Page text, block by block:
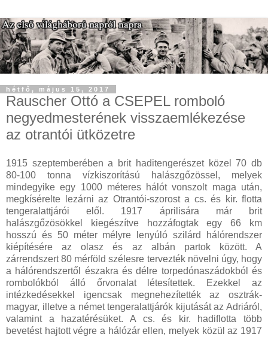
hétfő, május 15, 2017
Rauscher Ottó a CSEPEL romboló
negyedmesterének visszaemlékezése
az otrantói ütközetre
1915 szeptemberében a brit haditengerészet közel 70 db
80-100 tonna vízkiszorítású halászgőzössel, melyek
mindegyike egy 1000 méteres hálót vonszolt maga után,
megkísérelte lezárni az Otrantói-szorost a cs. és kir. flotta
tengeralattjárói elől. 1917 áprilisára már brit
halászgőzösökkel kiegészítve hozzáfogtak egy 66 km
hosszú és 50 méter mélyre lenyúló szilárd hálórendszer
kiépítésére az olasz és az albán partok között. A
zárrendszert 80 mérföld szélesre tervezték növelni úgy, hogy
a hálórendszertől északra és délre torpedónaszádokból és
rombolókból álló őrvonalat létesítettek. Ezekkel az
intézkedésekkel igencsak megnehezítették az osztrák-
magyar, illetve a német tengeralattjárók kijutását az Adriáról,
valamint a hazatérésüket. A cs. és kir. hadiflotta több
bevetést hajtott végre a hálózár ellen, melyek közül az 1917